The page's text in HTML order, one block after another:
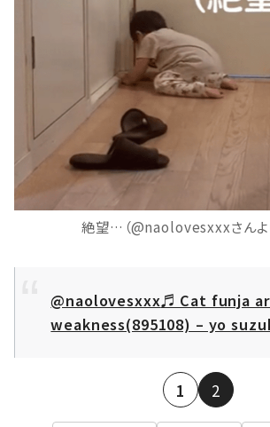
絶望…（@naolovesxxxさんよ
@naolovesxxx♬ Cat funja
weakness(895108) – yo
1 2